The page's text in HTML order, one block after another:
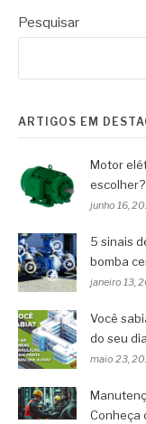
Pesquisar
ARTIGOS EM
Motor
escolher?
junho 16,
5 sinais
bomba
janeiro 13,
Você
do seu
maio 23,
Conheça